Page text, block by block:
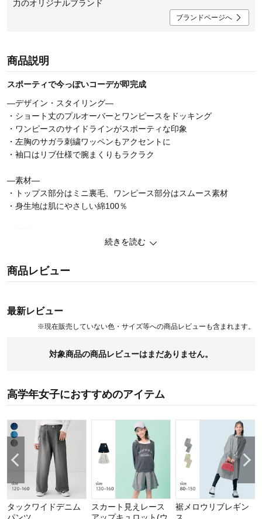
力のオリジナルブランド
ブランドページへ
商品説明
スポーティで今っぽいコーデが即完成
―デザイン・スタイリング―
・ショート丈のプルオーバーとワンピースをドッキング
・ワンピースのサイドラインがスポーティな印象
・左胸のサガラ刺繍ワッペンもアクセントに
・袖口はリブ仕様で腕まくりもラクラク
―素材―
・トップス部分はミニ裏毛、ワンピース部分はスムース素材
・身生地は肌にやさしい綿100％
・油性ペンで直接書けてにじみにくいお名前スペース2枚付き
◆GITA（ジータ）
安心して着せたいママと、毎日気持ちよく着たいコドモ。みんなの
こだわりの機能と豊富なサイズ、デザインバリエーションが魅力の
オリジナルブランド
続きを読む
商品レビュー
最新レビュー
※現在販売していない色・サイズ等への商品レビューも含まれます。
対象商品の商品レビューはまだありません。
高学年女子におすすめのアイテム
タックワイドデニム
パンツ
スカート見えレース
アップキュロット(ウ
裾メロウリブレギン
ス